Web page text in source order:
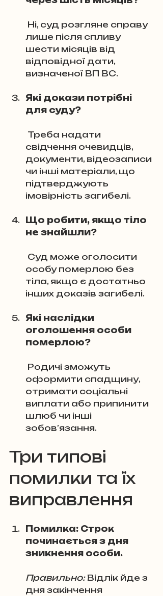
лише після спливу
шести місяців від
відповідної дати,
визначеної ВП ВС.
Які докази потрібні
для суду?
свідчення очевидців,
документи, відеозаписи
чи інші матеріали, що
підтверджують
імовірність загибелі.
Що робити, якщо тіло
не знайшли?
особу померлою без
тіла, якщо є достатньо
інших доказів загибелі.
Які наслідки
оголошення особи
померлою?
оформити спадщину,
отримати соціальні
виплати або припинити
шлюб чи інші
зобов’язання.
Три типові
помилки та їх
виправлення
Помилка: Строк
починається з дня
зникнення особи.
Правильно: Відлік йде з
дня закінчення